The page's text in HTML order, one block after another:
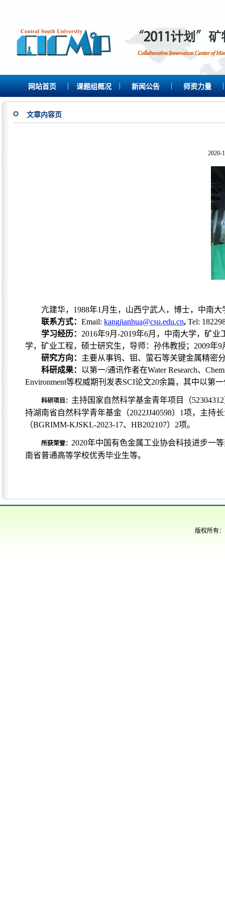
网站首页 | 课题组概况 | 新闻公告 | 师资力量 |
文章内容页
2020-
亢建华， 1988年1 月生，山西宁武人，博士，中南大
联系方式： Email: kangjianhua@csu.edu.cn, Tel:
学习经历： 2016年9月-2019年6月，中南大学，矿业
学，矿业工程，硕士研究生，导师：孙伟教授； 2009年
研究方向： 主要从事钨、钼、萤石等关键金属精密
科研成果： 以第一/通讯作者在Water Research、
Environment等权威期刊发表SCI论文20余篇，其中以第
科研项目： 主持国家自然科学基金青年项目（
持湖南省自然科学青年基金（2022JJ40598）1项，主持
（BGRIMM-KJSKL-2023-17、HB202107）2项。
所获荣誉： 2020年中国有色金属工业协会科技进步一
南省普通高等学校优秀毕业生等。
版权所有